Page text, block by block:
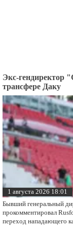
Экс-гендиректор
трансфере Даку
1 августа 2026 18:01
Бывший генеральный
прокомментировал
переход нападающего